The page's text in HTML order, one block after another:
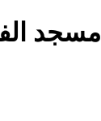
مسجد